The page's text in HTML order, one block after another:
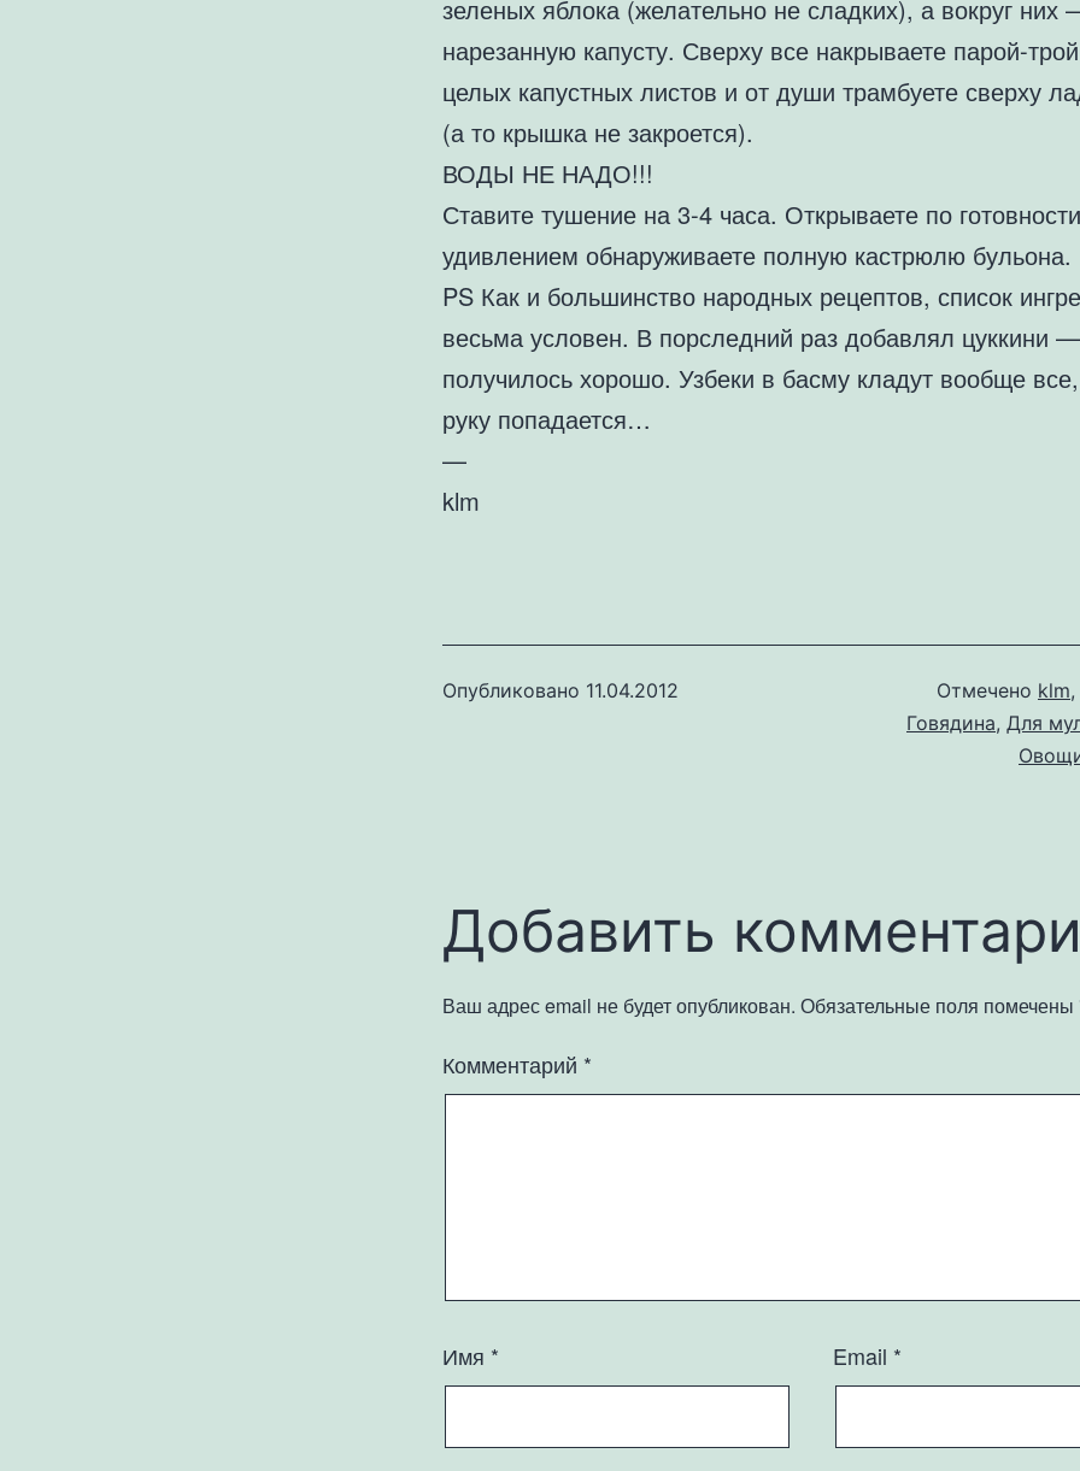
зеленых яблока (желательно не сладких), а вокруг них
нарезанную капусту. Сверху все накрываете парой-
целых капустных листов и от души трамбуете сверху
(а то крышка не закроется).
ВОДЫ НЕ НАДО!!!
Ставите тушение на 3-4 часа. Открываете по
удивлением обнаруживаете полную кастрюлю бульона.
PS Как и большинство народных рецептов, список
весьма условен. В порследний раз добавлял цуккини —
получилось хорошо. Узбеки в басму кладут вообще
руку попадается…
—
klm
Опубликовано 11.04.2012 Отмечено klm,
Говядина, Для
Добавить
Ваш адрес email не будет опубликован. Обязательные поля помечены
Комментарий *
Имя * Email *